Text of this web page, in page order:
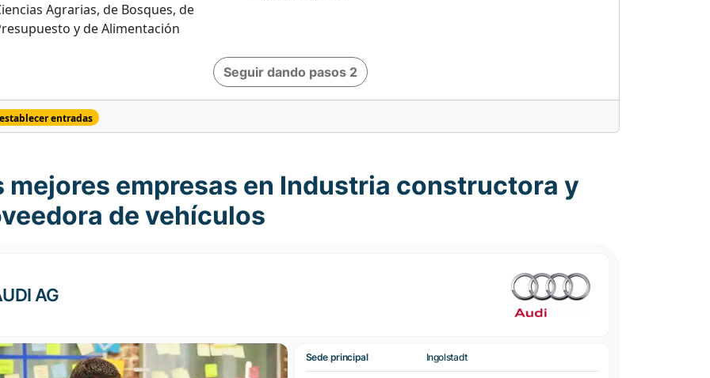
Agrarias, de Bosques, de
y de Alimentación
Seguir dando pasos 2
entradas
mejores empresas en Industria constructora y
de vehículos
AG
Sede principal Ingolstadt